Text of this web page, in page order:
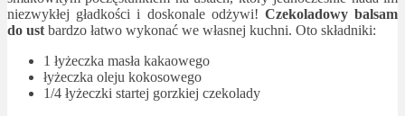
niezwykłej gładkości i doskonale odżywi! Czekoladowy balsam
do ust bardzo łatwo wykonać we własnej kuchni. Oto składniki:
1 łyżeczka masła kakaowego
łyżeczka oleju kokosowego
1/4 łyżeczki startej gorzkiej czekolady